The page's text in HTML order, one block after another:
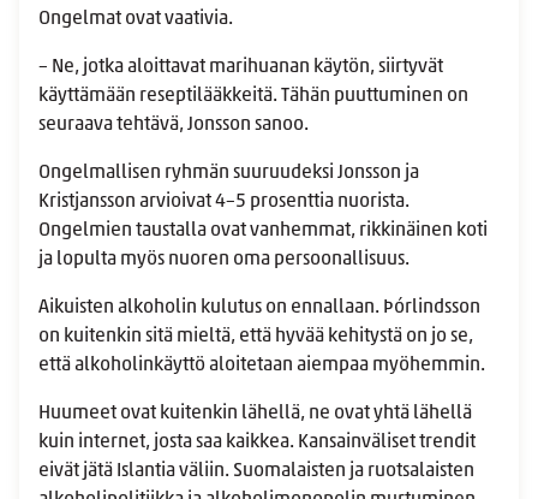
Ongelmat ovat vaativia.
– Ne, jotka aloittavat marihuanan käytön, siirtyvät
käyttämään reseptilääkkeitä. Tähän puuttuminen on
seuraava tehtävä, Jonsson sanoo.
Ongelmallisen ryhmän suuruudeksi Jonsson ja
Kristjansson arvioivat 4–5 prosenttia nuorista.
Ongelmien taustalla ovat vanhemmat, rikkinäinen koti
ja lopulta myös nuoren oma persoonallisuus.
Aikuisten alkoholin kulutus on ennallaan. Þórlindsson
on kuitenkin sitä mieltä, että hyvää kehitystä on jo se,
että alkoholinkäyttö aloitetaan aiempaa myöhemmin.
Huumeet ovat kuitenkin lähellä, ne ovat yhtä lähellä
kuin internet, josta saa kaikkea. Kansainväliset trendit
eivät jätä Islantia väliin. Suomalaisten ja ruotsalaisten